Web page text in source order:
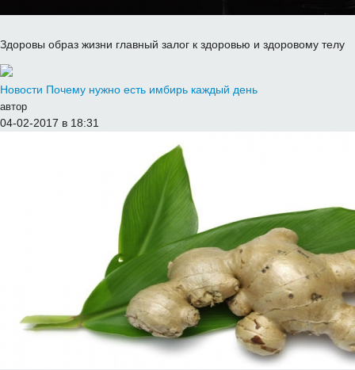
Здоровы образ жизни главный залог к здоровью и здоровому телу
Новости Почему нужно есть имбирь каждый день
автор
04-02-2017 в 18:31